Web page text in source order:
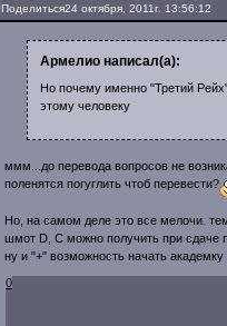
Поделиться24 октября, 2011г. 13:56:12
Армелио написал(а):
Но почему именно "Третий
этому человеку
ммм...до перевода вопросов не
поленятся погуглить чтоб перевести?
Но, на самом деле это все мелочи.
шмот D, C можно получить при сдаче
ну и "+" возможность начать академку
0